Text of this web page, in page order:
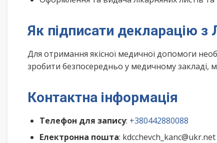
Як підписати декларацію
Для отримання якісної медичної допомоги
зробити безпосередньо у медичному закладі,
Контактна інформація
Телефон для запису: +380442880088
Електронна пошта: kdcchevch_kanc@ukr.net